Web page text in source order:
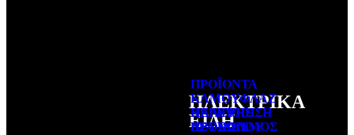
ΗΛΕΚΤΡΙΚΑ
ΕΙΔΗ
ΕΞΟΠΛΙΣΜΟΣ
ΠΕΡΙΠΟΙΗΣΗ
ΠΡΟΣΩΠΟΥ
ΠΡΟΪΟΝΤΑ
ΚΑΜΟΥΦΛΑΖ
ΚΑΛΥΨΗΣ
ΛΕΥΚΩΝ